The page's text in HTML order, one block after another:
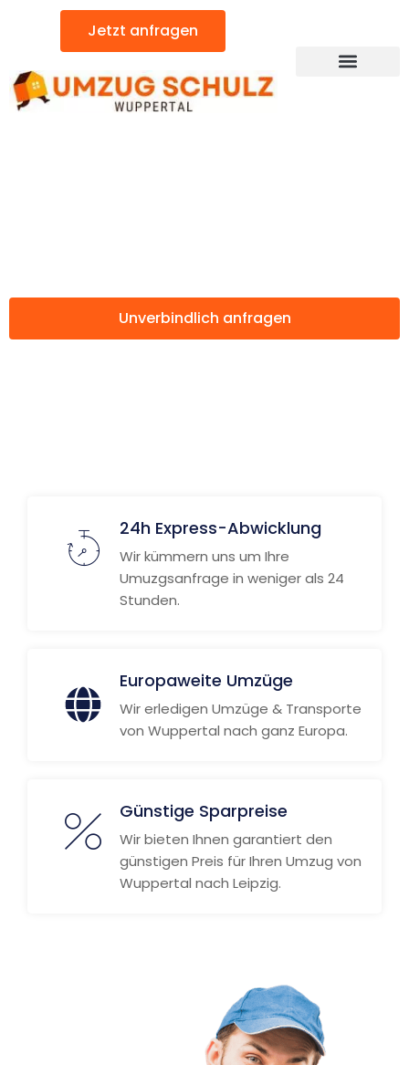
Jetzt anfragen
Unverbindlich anfragen
24h Express-Abwicklung
Wir kümmern uns um Ihre
Umuzgsanfrage in weniger als 24
Stunden.
Europaweite Umzüge
Wir erledigen Umzüge & Transporte
von Wuppertal nach ganz Europa.
Günstige Sparpreise
Wir bieten Ihnen garantiert den
günstigen Preis für Ihren Umzug von
Wuppertal nach Leipzig.